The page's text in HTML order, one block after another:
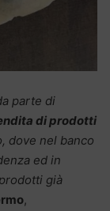
parte di
di prodotti
dove nel banco
ed in
già
,